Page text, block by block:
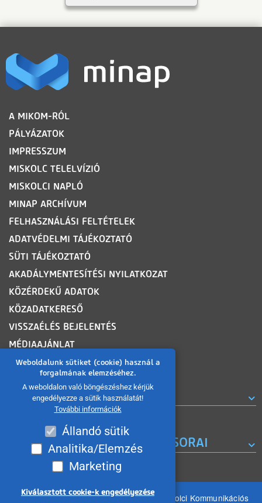
Weboldalunk sütiket (cookie) használ a
forgalmának elemzéséhez.
A weboldalon való böngészéshez kérjük
engedélyezze a sütik használatát!
További információk
Állandó sütik
Analitika/Elemzés
Marketing
Kiválasztott cookie-k engedélyezése
LÁBLÉC
A MIKOM-RÓL
PÁLYÁZATOK
IMPRESSZUM
MISKOLC TELELVÍZIÓ
MISKOLCI NAPLÓ
MINAP ARCHÍVUM
FELHASZNÁLÁSI FELTÉTELEK
ADATVÉDELMI TÁJÉKOZTATÓ
SÜTI TÁJÉKOZTATÓ
AKADÁLYMENTESÍTÉSI NYILATKOZAT
KÖZÉRDEKŰ ADATOK
KÖZADATKERESŐ
VISSZAÉLÉS BEJELENTÉS
MÉDIAAJÁNLAT
OLDALTÉRKÉP
ROVATOK
A MISKOLC TV KORÁBBI MŰSORAI
Minden jog fenntartva 2026 © MIKOM Miskolci Kommunikációs